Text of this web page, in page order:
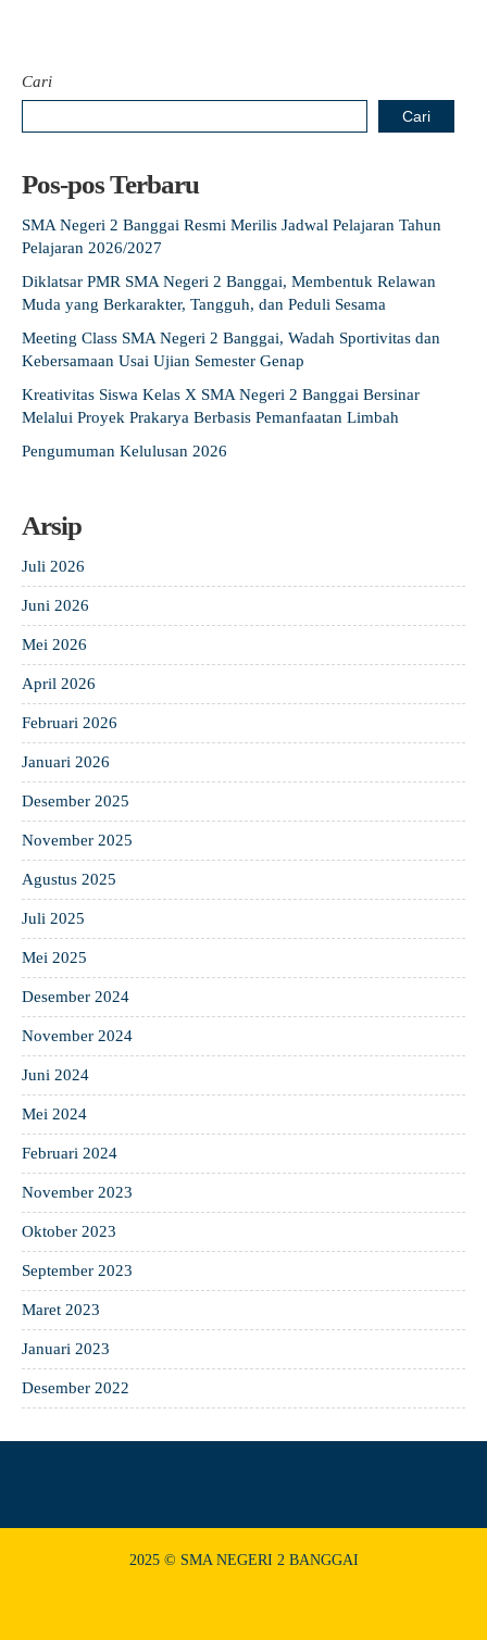
Cari
Cari
Pos-pos Terbaru
SMA Negeri 2 Banggai Resmi Merilis Jadwal Pelajaran Tahun
Pelajaran 2026/2027
Diklatsar PMR SMA Negeri 2 Banggai, Membentuk Relawan
Muda yang Berkarakter, Tangguh, dan Peduli Sesama
Meeting Class SMA Negeri 2 Banggai, Wadah Sportivitas dan
Kebersamaan Usai Ujian Semester Genap
Kreativitas Siswa Kelas X SMA Negeri 2 Banggai Bersinar
Melalui Proyek Prakarya Berbasis Pemanfaatan Limbah
Pengumuman Kelulusan 2026
Arsip
Juli 2026
Juni 2026
Mei 2026
April 2026
Februari 2026
Januari 2026
Desember 2025
November 2025
Agustus 2025
Juli 2025
Mei 2025
Desember 2024
November 2024
Juni 2024
Mei 2024
Februari 2024
November 2023
Oktober 2023
September 2023
Maret 2023
Januari 2023
Desember 2022
2025 © SMA NEGERI 2 BANGGAI